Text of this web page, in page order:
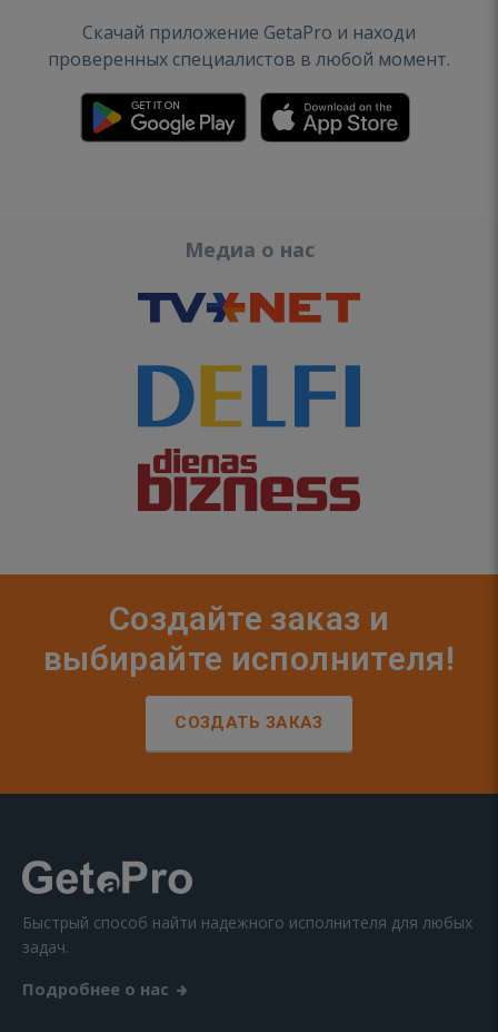
Скачай приложение GetaPro и находи
проверенных специалистов в любой момент.
Медиа о нас
Создайте заказ и
выбирайте исполнителя!
СОЗДАТЬ ЗАКАЗ
Быстрый способ найти надежного исполнителя для любых
задач.
Подробнее о нас